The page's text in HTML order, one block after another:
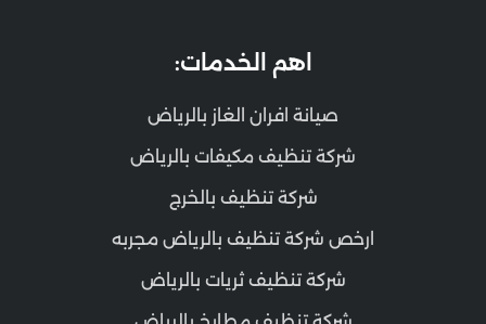
اهم الخدمات:
صيانة افران الغاز بالرياض
شركة تنظيف مكيفات بالرياض
شركة تنظيف بالخرج
ارخص شركة تنظيف بالرياض مجربه
شركة تنظيف ثريات بالرياض